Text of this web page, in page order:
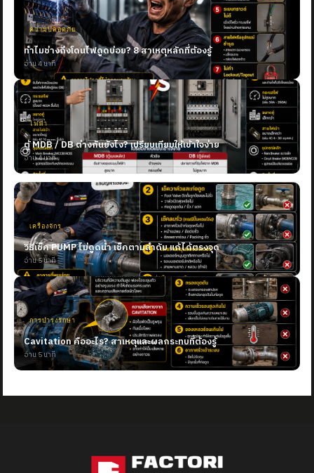
ความปลอดภัย
ทำไมช่างถึงโดนไฟดูดบ่อย? 8 สาเหตุหลักที่ต้องรู้
อ่าน 4 นาที
ไฟฟ้า
ตู้ MDB / DB ต่างกันยังไง? เปรียบเทียบให้เข้าใจง่าย
อ่าน 4 นาที
เครื่องจักร
วิธีเช็ค PUMP ไม่ดูดน้ำ เช็คตามลำดับ แก้ได้ตรงจุด
อ่าน 5 นาที
การบำรุงรักษา
Cavitation คืออะไร? สาเหตุและผลกระทบที่ต้องรู้
อ่าน 5 นาที